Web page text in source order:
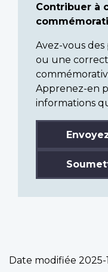
Contribuer à
Avez-vous
ou une
Apprenez-en
informations
Date modifiée 2025-